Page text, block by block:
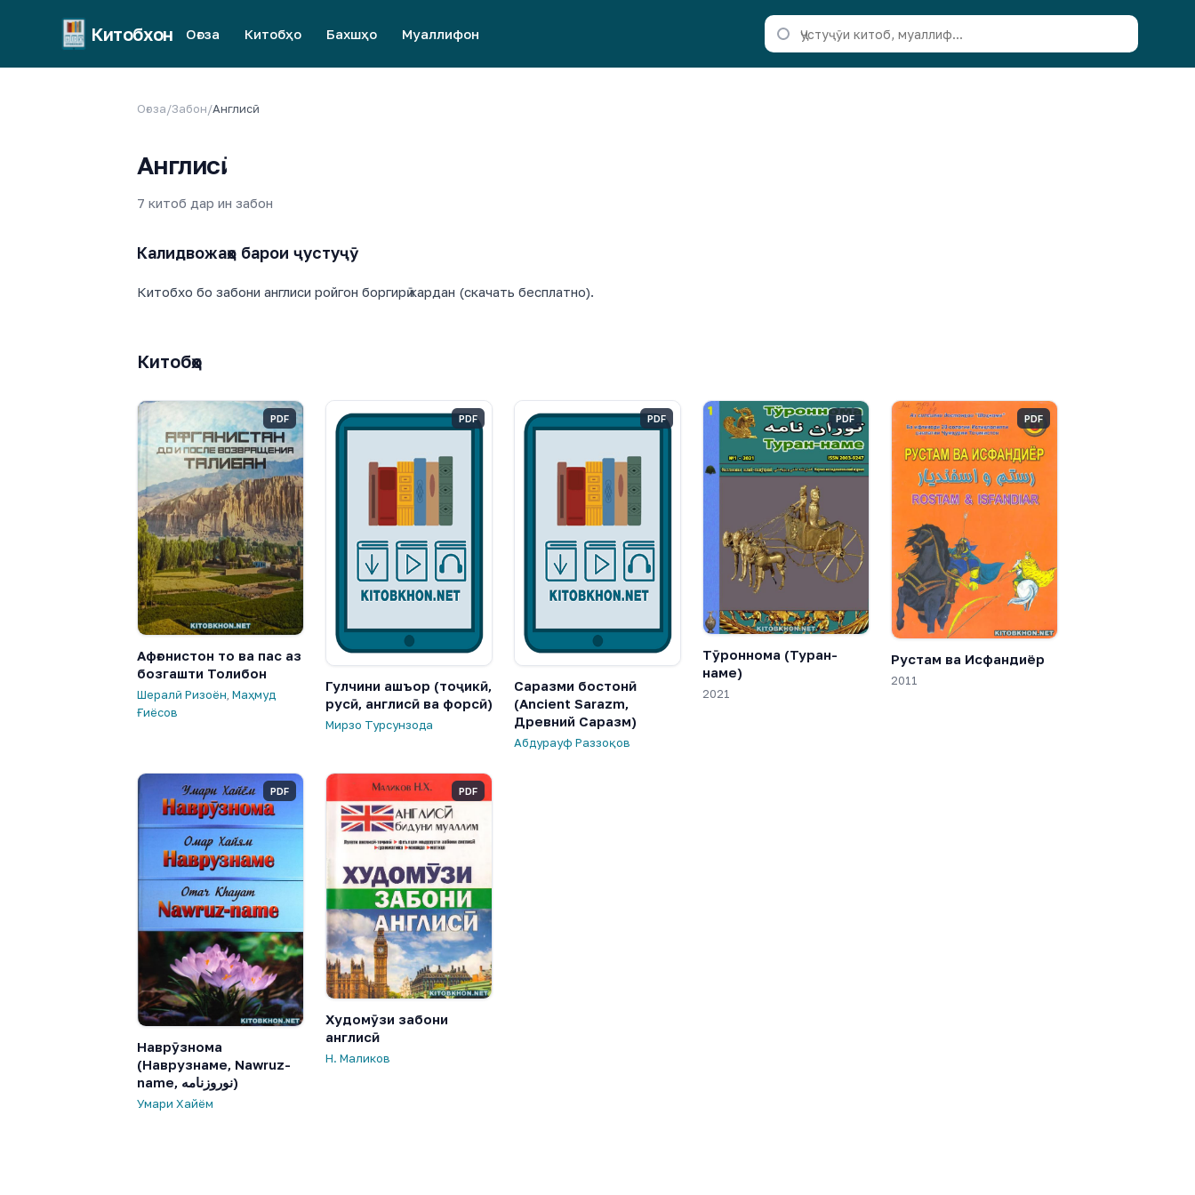
Китобхон Оғоза Китобҳо Бахшҳо Муаллифон
Оғоза/Забон/Англисӣ
Англисӣ
7 китоб дар ин забон
Калидвожаҳо барои ҷустуҷӯ
Китобхо бо забони англиси ройгон боргирӣ кардан (скачать бесплатно).
Китобҳо
PDF
Афғонистон то ва пас аз
бозгашти Толибон
Шералӣ Ризоён Маҳмуд
Ғиёсов
PDF
Гулчини ашъор (тоҷикӣ,
русӣ, англисӣ ва форсӣ)
Мирзо Турсунзода
PDF
Саразми бостонӣ
(Ancient Sarazm,
Древний Саразм)
Абдурауф Раззоқов
PDF
Тӯроннома (Туран-
наме)
2021
PDF
Рустам ва Исфандиёр
2011
PDF
Наврӯзнома
(Наврузнаме, Nawruz-
name, نوروزنامه)
Умари Хайём
PDF
Худомӯзи забони
англисӣ
Н. Маликов